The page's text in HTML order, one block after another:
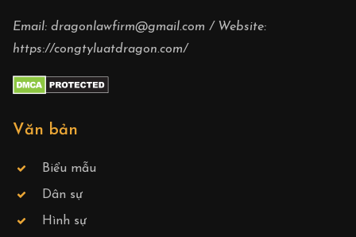
Email: dragonlawfirm@gmail.com / Website:
https://congtyluatdragon.com/
Văn bản
Biểu mẫu
Dân sự
Hình sự